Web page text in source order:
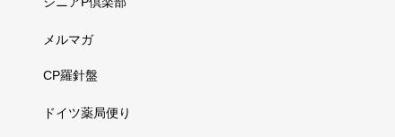
メルマガ
CP羅針盤
ドイツ薬局便り